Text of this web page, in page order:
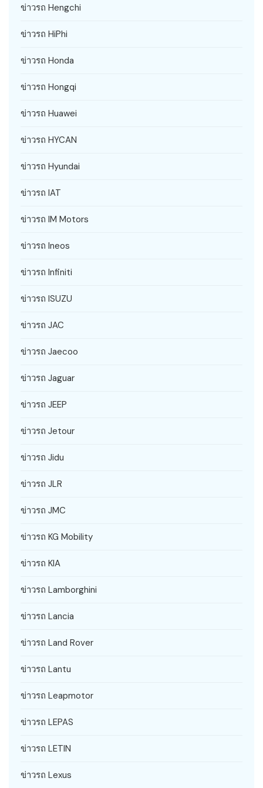
ข่าวรถ Hengchi
ข่าวรถ HiPhi
ข่าวรถ Honda
ข่าวรถ Hongqi
ข่าวรถ Huawei
ข่าวรถ HYCAN
ข่าวรถ Hyundai
ข่าวรถ IAT
ข่าวรถ IM Motors
ข่าวรถ Ineos
ข่าวรถ Infiniti
ข่าวรถ ISUZU
ข่าวรถ JAC
ข่าวรถ Jaecoo
ข่าวรถ Jaguar
ข่าวรถ JEEP
ข่าวรถ Jetour
ข่าวรถ Jidu
ข่าวรถ JLR
ข่าวรถ JMC
ข่าวรถ KG Mobility
ข่าวรถ KIA
ข่าวรถ Lamborghini
ข่าวรถ Lancia
ข่าวรถ Land Rover
ข่าวรถ Lantu
ข่าวรถ Leapmotor
ข่าวรถ LEPAS
ข่าวรถ LETIN
ข่าวรถ Lexus